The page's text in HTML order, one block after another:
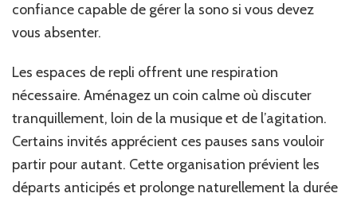
confiance capable de gérer la sono si vous devez
vous absenter.
Les espaces de repli offrent une respiration
nécessaire. Aménagez un coin calme où discuter
tranquillement, loin de la musique et de l’agitation.
Certains invités apprécient ces pauses sans vouloir
partir pour autant. Cette organisation prévient les
départs anticipés et prolonge naturellement la durée